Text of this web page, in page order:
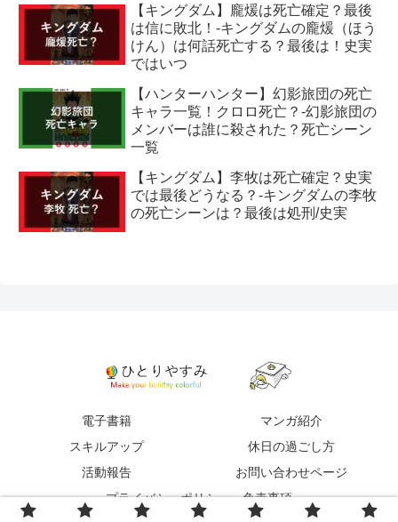
【キングダム】龐煖は死亡確定？最後
は信に敗北！-キングダムの龐煖（ほう
けん）は何話死亡する？最後は！史実
ではいつ
【ハンターハンター】幻影旅団の死亡
キャラ一覧！クロロ死亡？-幻影旅団の
メンバーは誰に殺された？死亡シーン
一覧
【キングダム】李牧は死亡確定？史実
では最後どうなる？-キングダムの李牧
の死亡シーンは？最後は処刑/史実
電子書籍
マンガ紹介
スキルアップ
休日の過ごし方
活動報告
お問い合わせページ
プライバシーポリシー・免責事項